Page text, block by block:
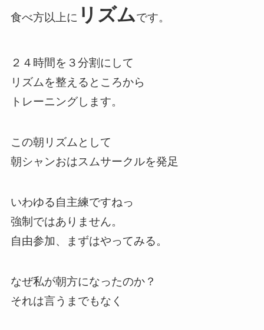
食べ方以上に リズムです。
２４時間を３分割にして
リズムを整えるところから
トレーニングします。
この朝リズムとして
朝シャンおはスムサークルを発足
いわゆる自主練ですねっ
強制ではありません。
自由参加、まずはやってみる。
なぜ私が朝方になったのか？
それは言うまでもなく